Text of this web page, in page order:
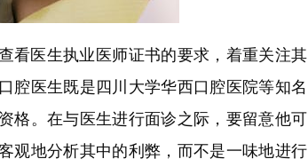
看医生执业医师证书的要求，着重关注其
腔医生既是四川大学华西口腔医院等知名
格。在与医生进行面诊之际，要留意他可
观地分析其中的利弊，而不是一味地进行